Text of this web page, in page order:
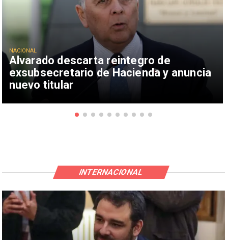
Alvarado descarta reintegro de
exsubsecretario de Hacienda y anuncia
nuevo titular
NACIONAL
INTERNACIONAL